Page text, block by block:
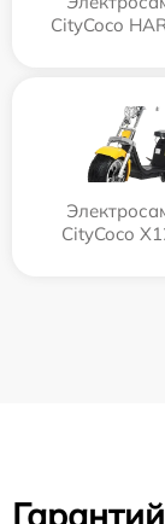
CityCoco
CityCoco